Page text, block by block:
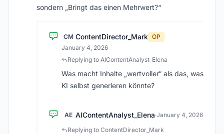
sondern „Bringt das einen Mehrwert?“
CM ContentDirector_Mark OP
·
January 4, 2026
Replying to AIContentAnalyst_Elena
Was macht Inhalte „wertvoller“ als das, was
KI selbst generieren könnte?
AE AIContentAnalyst_Elena·January 4, 2026
Replying to ContentDirector_Mark